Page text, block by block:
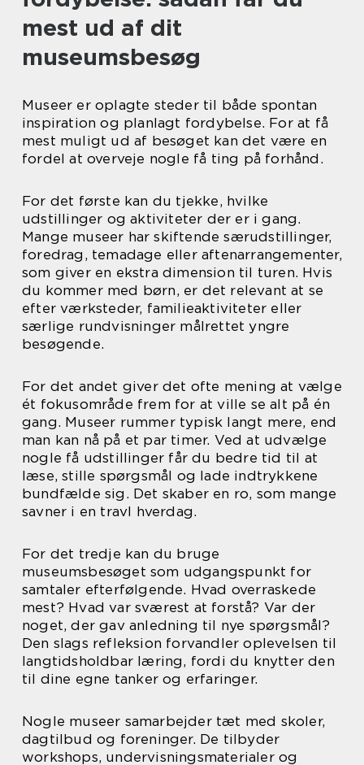
mest ud af dit
museumsbesøg
Museer er oplagte steder til både spontan
inspiration og planlagt fordybelse. For at få
mest muligt ud af besøget kan det være en
fordel at overveje nogle få ting på forhånd.
For det første kan du tjekke, hvilke
udstillinger og aktiviteter der er i gang.
Mange museer har skiftende særudstillinger,
foredrag, temadage eller aftenarrangementer,
som giver en ekstra dimension til turen. Hvis
du kommer med børn, er det relevant at se
efter værksteder, familieaktiviteter eller
særlige rundvisninger målrettet yngre
besøgende.
For det andet giver det ofte mening at vælge
ét fokusområde frem for at ville se alt på én
gang. Museer rummer typisk langt mere, end
man kan nå på et par timer. Ved at udvælge
nogle få udstillinger får du bedre tid til at
læse, stille spørgsmål og lade indtrykkene
bundfælde sig. Det skaber en ro, som mange
savner i en travl hverdag.
For det tredje kan du bruge
museumsbesøget som udgangspunkt for
samtaler efterfølgende. Hvad overraskede
mest? Hvad var sværest at forstå? Var der
noget, der gav anledning til nye spørgsmål?
Den slags refleksion forvandler oplevelsen til
langtidsholdbar læring, fordi du knytter den
til dine egne tanker og erfaringer.
Nogle museer samarbejder tæt med skoler,
dagtilbud og foreninger. De tilbyder
workshops, undervisningsmaterialer og